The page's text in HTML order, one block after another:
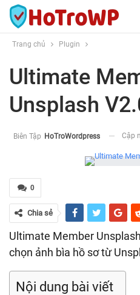
Trang chủ Plugin
Ultimate
Unsplash
Biên Tập HoTroWordpress Cập
0
Chia sẻ
Ultimate Member
chọn ảnh bìa hồ sơ từ
Nội dung bài viết